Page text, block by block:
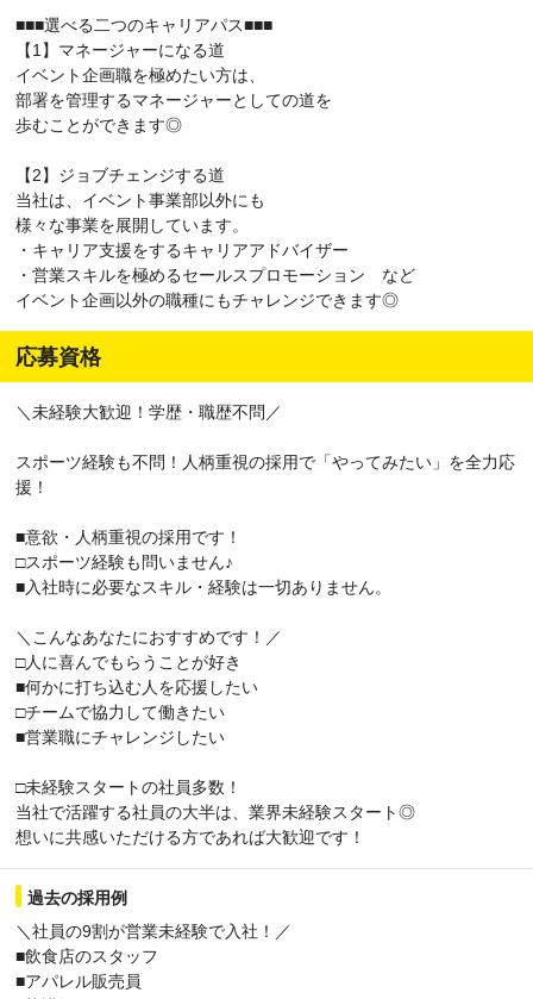
■■■選べる二つのキャリアパス■■■
【1】マネージャーになる道
イベント企画職を極めたい方は、
部署を管理するマネージャーとしての道を
歩むことができます◎
【2】ジョブチェンジする道
当社は、イベント事業部以外にも
様々な事業を展開しています。
・キャリア支援をするキャリアアドバイザー
・営業スキルを極めるセールスプロモーション など
イベント企画以外の職種にもチャレンジできます◎
応募資格
＼未経験大歓迎！学歴・職歴不問／
スポーツ経験も不問！人柄重視の採用で「やってみたい」を全力応
援！
■意欲・人柄重視の採用です！
□スポーツ経験も問いません♪
■入社時に必要なスキル・経験は一切ありません。
＼こんなあなたにおすすめです！／
□人に喜んでもらうことが好き
■何かに打ち込む人を応援したい
□チームで協力して働きたい
■営業職にチャレンジしたい
□未経験スタートの社員多数！
当社で活躍する社員の大半は、業界未経験スタート◎
想いに共感いただける方であれば大歓迎です！
過去の採用例
＼社員の9割が営業未経験で入社！／
■飲食店のスタッフ
■アパレル販売員